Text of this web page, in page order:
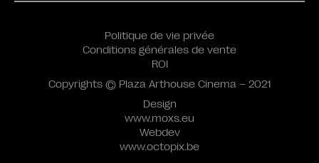
Design
www.moxs.eu
Webdev
www.octopix.be
Politique de vie privée
Conditions générales de vente
ROI
Copyrights © Plaza Arthouse Cinema – 2021